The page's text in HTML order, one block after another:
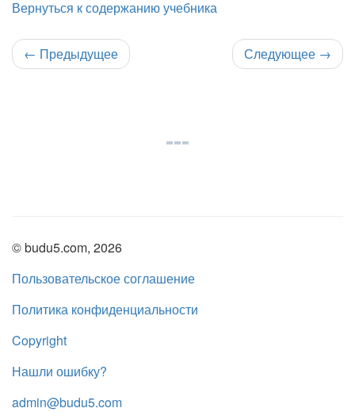
Вернуться к содержанию учебника
← Предыдущее Следующее →
© budu5.com, 2026
Пользовательское соглашение
Политика конфиденциальности
Copyright
Нашли ошибку?
admin@budu5.com